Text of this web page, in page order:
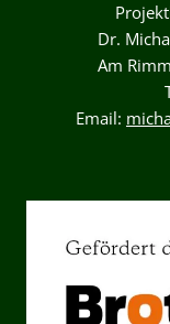
Dr.
Am
Email: